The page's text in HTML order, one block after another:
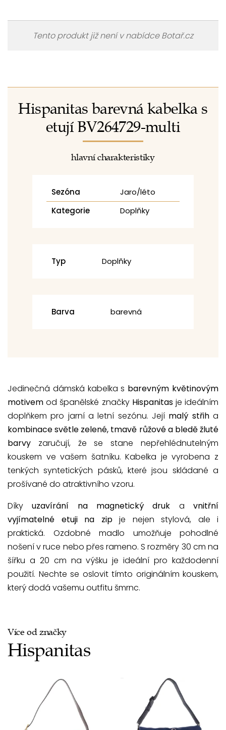
Tento produkt již není v nabídce Botař.cz
Hispanitas barevná kabelka s
etují BV264729-multi
hlavní charakteristiky
Sezóna
Jaro/léto
Kategorie
Doplňky
Typ Doplňky
Barva barevná
Jedinečná dámská kabelka s barevným květinovým
motivem od španělské značky Hispanitasje ideálním
doplňkem pro jarní a letní sezónu. Její malý střiha
kombinace světle zelené, tmavě růžové a bledě žluté
barvy zaručují, že se stane nepřehlédnutelným
kouskem ve vašem šatníku. Kabelka je vyrobena z
tenkých syntetických pásků, které jsou skládané a
prošívané do atraktivního vzoru.
Díkyuzavírání na magnetický druk avnitřní
vyjímatelné etuji na zipje nejen stylová, ale i
praktická. Ozdobné madlo umožňuje pohodlné
nošení v ruce nebo přes rameno. S rozměry 30 cm na
šířku a 20 cm na výšku je ideální pro každodenní
použití. Nechte se oslovit tímto originálním kouskem,
který dodá vašemu outfitu šmrnc.
Více od značky
Hispanitas